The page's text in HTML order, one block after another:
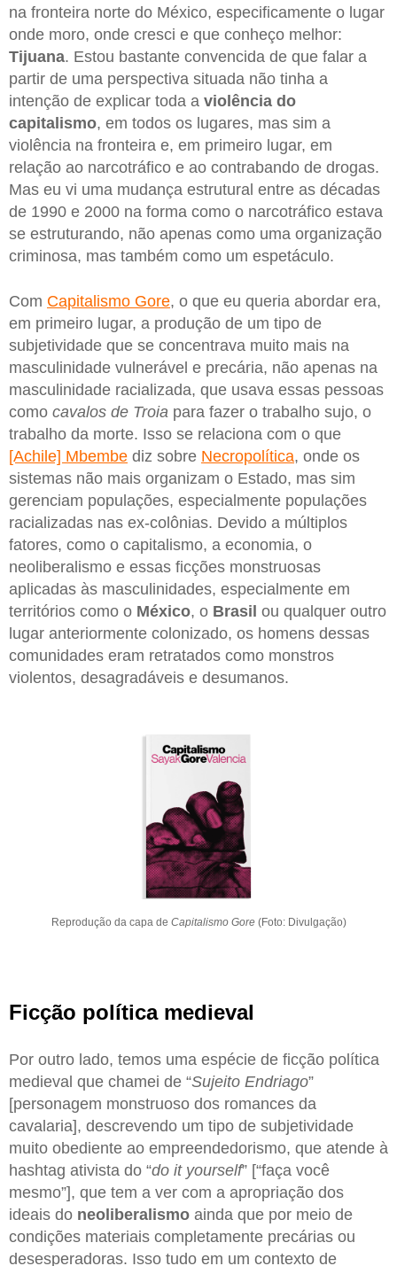
na fronteira norte do México, especificamente o lugar
onde moro, onde cresci e que conheço melhor:
Tijuana. Estou bastante convencida de que falar a
partir de uma perspectiva situada não tinha a
intenção de explicar toda a violência do
capitalismo, em todos os lugares, mas sim a
violência na fronteira e, em primeiro lugar, em
relação ao narcotráfico e ao contrabando de drogas.
Mas eu vi uma mudança estrutural entre as décadas
de 1990 e 2000 na forma como o narcotráfico estava
se estruturando, não apenas como uma organização
criminosa, mas também como um espetáculo.
Com Capitalismo Gore, o que eu queria abordar era,
em primeiro lugar, a produção de um tipo de
subjetividade que se concentrava muito mais na
masculinidade vulnerável e precária, não apenas na
masculinidade racializada, que usava essas pessoas
como cavalos de Troia para fazer o trabalho sujo, o
trabalho da morte. Isso se relaciona com o que
[Achile] Mbembe diz sobre Necropolítica, onde os
sistemas não mais organizam o Estado, mas sim
gerenciam populações, especialmente populações
racializadas nas ex-colônias. Devido a múltiplos
fatores, como o capitalismo, a economia, o
neoliberalismo e essas ficções monstruosas
aplicadas às masculinidades, especialmente em
territórios como o México, o Brasil ou qualquer outro
lugar anteriormente colonizado, os homens dessas
comunidades eram retratados como monstros
violentos, desagradáveis e desumanos.
Reprodução da capa de Capitalismo Gore(Foto: Divulgação)
Ficção política medieval
Por outro lado, temos uma espécie de ficção política
medieval que chamei de “Sujeito Endriago”
[personagem monstruoso dos romances da
cavalaria], descrevendo um tipo de subjetividade
muito obediente ao empreendedorismo, que atende à
hashtag ativista do “do it yourself” [“faça você
mesmo”], que tem a ver com a apropriação dos
ideais do neoliberalismo ainda que por meio de
condições materiais completamente precárias ou
desesperadoras. Isso tudo em um contexto de